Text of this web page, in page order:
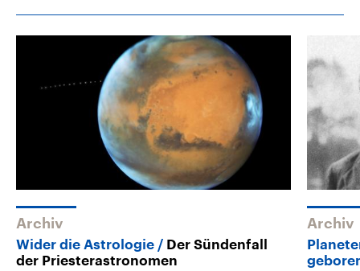
Archiv
Wider die Astrologie
Der Sündenfall
der Priesterastronomen
Archiv